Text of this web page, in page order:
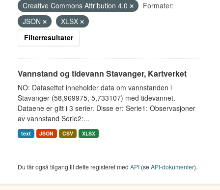
Creative Commons Attribution 4.0
Formater:
JSON
XLSX
Filterresultater
Vannstand og tidevann Stavanger, Kartverket
NO: Datasettet inneholder data om vannstanden i
Stavanger (58,969975, 5,733107) med tidevannet.
Dataene er gitt i 3 serier. Disse er: Serie1: Observasjoner
av vannstand Serie2:...
text JSON CSV XLSX
Du får også tilgang til dette registeret med API (seAPI-dokumenter).